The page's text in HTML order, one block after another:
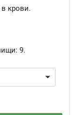
крови.
9.